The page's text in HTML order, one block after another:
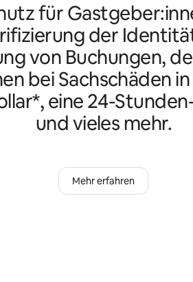
für
der
von Buchungen,
bei Sachschäden
eine 24-
und vieles mehr.
Mehr erfahren